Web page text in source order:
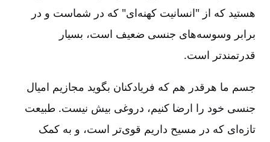
هستید که از "انسانیت کهنه‌ای" که در شماست و در
برابر وسوسه‌های جنسی ضعیف است، بسیار
قدرتمندتر است.
جسم ما هرقدر هم که فریادکنان بگوید مجازیم امیال
جنسی خود را ارضا کنیم، دروغی بیش نیست. طبیعت
تازه‌ای که در مسیح داریم قوی‌تر است، و به کمک